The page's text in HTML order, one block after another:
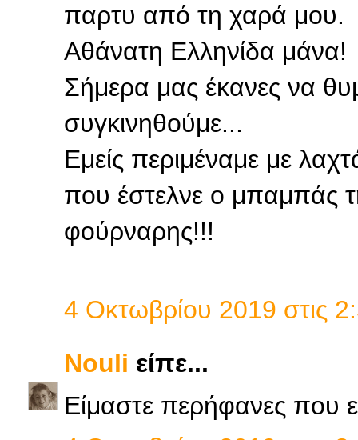
παρτυ από τη χαρά μου.
Αθάνατη Ελληνίδα μάνα!
Σήμερα μας έκανες να
συγκινηθούμε...
Εμείς περιμέναμε με
που έστελνε ο μπαμπάς
φούρναρης!!!
4 Οκτωβρίου 2019 στις
Nouli είπε...
Είμαστε περήφανες που